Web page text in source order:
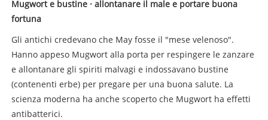
Mugwort e bustine · allontanare il male e portare buona
fortuna
Gli antichi credevano che May fosse il "mese velenoso".
Hanno appeso Mugwort alla porta per respingere le zanzare
e allontanare gli spiriti malvagi e indossavano bustine
(contenenti erbe) per pregare per una buona salute. La
scienza moderna ha anche scoperto che Mugwort ha effetti
antibatterici.